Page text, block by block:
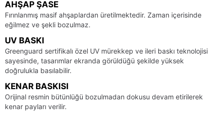
AHŞAP ŞASE
Fırınlanmış masif ahşaplardan üretilmektedir. Zaman içerisinde
eğilmez ve şekli bozulmaz.
UV BASKI
Greenguard sertifikalı özel UV mürekkep ve ileri baskı teknolojisi
sayesinde, tasarımlar ekranda görüldüğü şekilde yüksek
doğrulukla basılabilir.
KENAR BASKISI
Orijinal resmin bütünlüğü bozulmadan dokusu devam etirilerek
kenar payları verilir.